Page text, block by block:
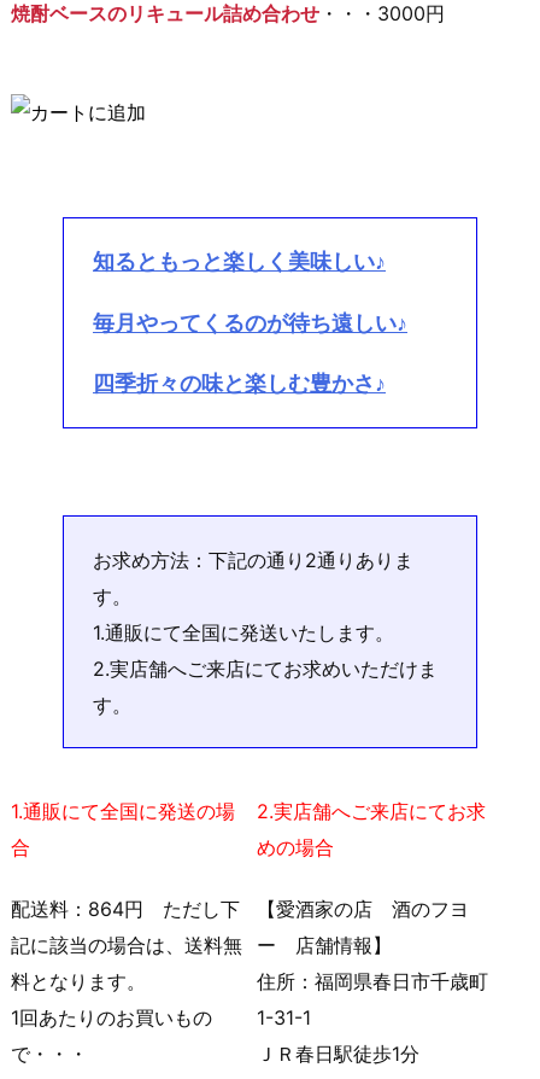
焼酎ベースのリキュール詰め合わせ ・・・3000円
知るともっと楽しく美味しい♪
毎月やってくるのが待ち遠しい♪
四季折々の味と楽しむ豊かさ♪
お求め方法：下記の通り2通りありま
す。
1.通販にて全国に発送いたします。
2.実店舗へご来店にてお求めいただけま
す。
1.通販にて全国に発送の場
合
配送料：864円 ただし下
記に該当の場合は、送料無
料となります。
1回あたりのお買いもの
で・・・
2.実店舗へご来店にてお求
めの場合
【愛酒家の店 酒のフヨ
ー 店舗情報】
住所：福岡県春日市千歳町
1-31-1
ＪＲ春日駅徒歩1分